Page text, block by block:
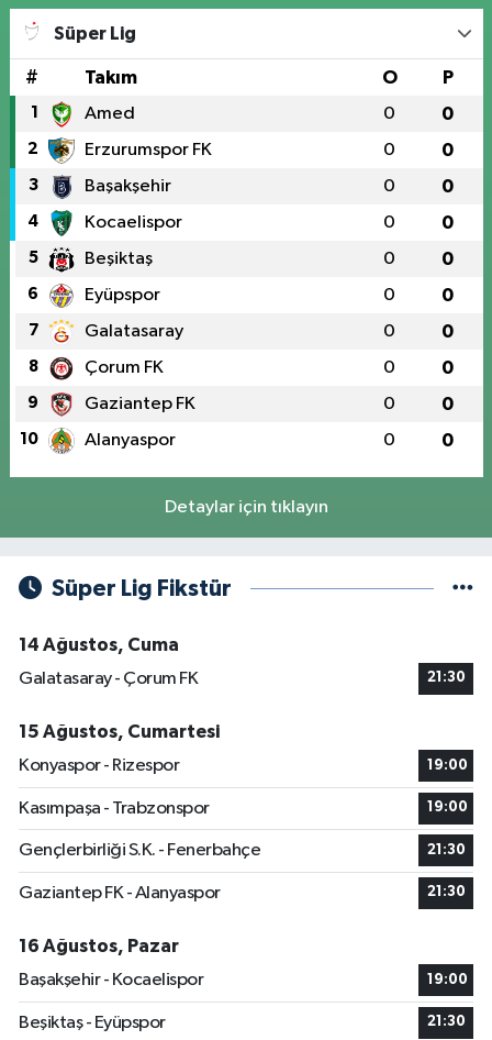
Süper Lig
# Takım O P
1 Amed 0 0
2 Erzurumspor FK 0 0
3 Başakşehir 0 0
4 Kocaelispor 0 0
5 Beşiktaş 0 0
6 Eyüpspor 0 0
7 Galatasaray 0 0
8 Çorum FK 0 0
9 Gaziantep FK 0 0
10 Alanyaspor 0 0
Detaylar için tıklayın
Süper Lig Fikstür
14 Ağustos, Cuma
Galatasaray - Çorum FK
21:30
15 Ağustos, Cumartesi
Konyaspor - Rizespor
19:00
Kasımpaşa - Trabzonspor 19:00
Gençlerbirliği S.K. - Fenerbahçe 21:30
Gaziantep FK - Alanyaspor 21:30
16 Ağustos, Pazar
Başakşehir - Kocaelispor
19:00
Beşiktaş - Eyüpspor 21:30